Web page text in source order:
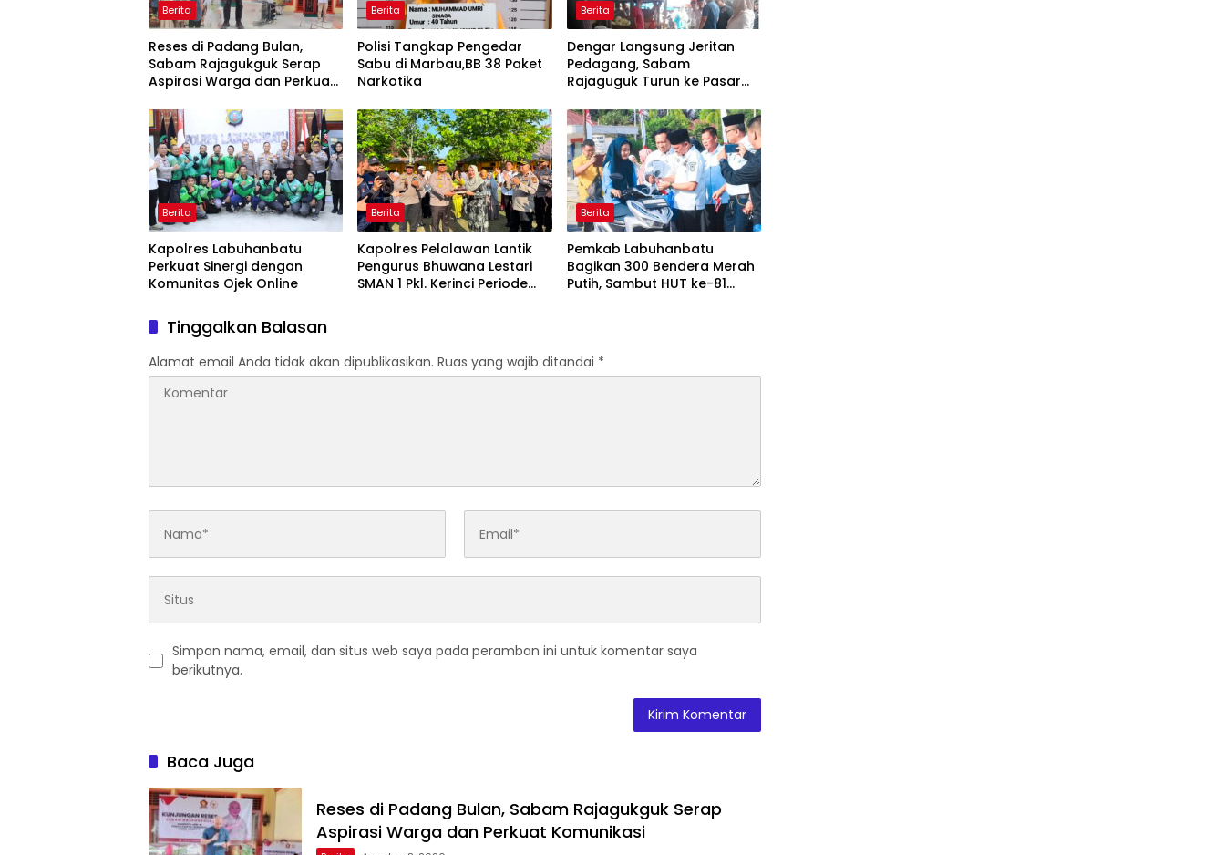
Berita
Reses di Padang Bulan,
Sabam Rajagukguk Serap
Aspirasi Warga dan Perkuat
Berita
Polisi Tangkap Pengedar
Sabu di Marbau,BB 38 Paket
Narkotika
Berita
Dengar Langsung Jeritan
Pedagang, Sabam
Rajaguguk Turun ke Pasar
Berita
Kapolres Labuhanbatu
Perkuat Sinergi dengan
Komunitas Ojek Online
Berita
Kapolres Pelalawan Lantik
Pengurus Bhuwana Lestari
SMAN 1 Pkl. Kerinci Periode
Berita
Pemkab Labuhanbatu
Bagikan 300 Bendera Merah
Putih, Sambut HUT ke-81
Tinggalkan Balasan
Alamat email Anda tidak akan dipublikasikan. Ruas yang wajib ditandai *
Simpan nama, email, dan situs web saya pada peramban ini untuk komentar saya
berikutnya.
Baca Juga
Reses di Padang Bulan, Sabam Rajagukguk Serap
Aspirasi Warga dan Perkuat Komunikasi